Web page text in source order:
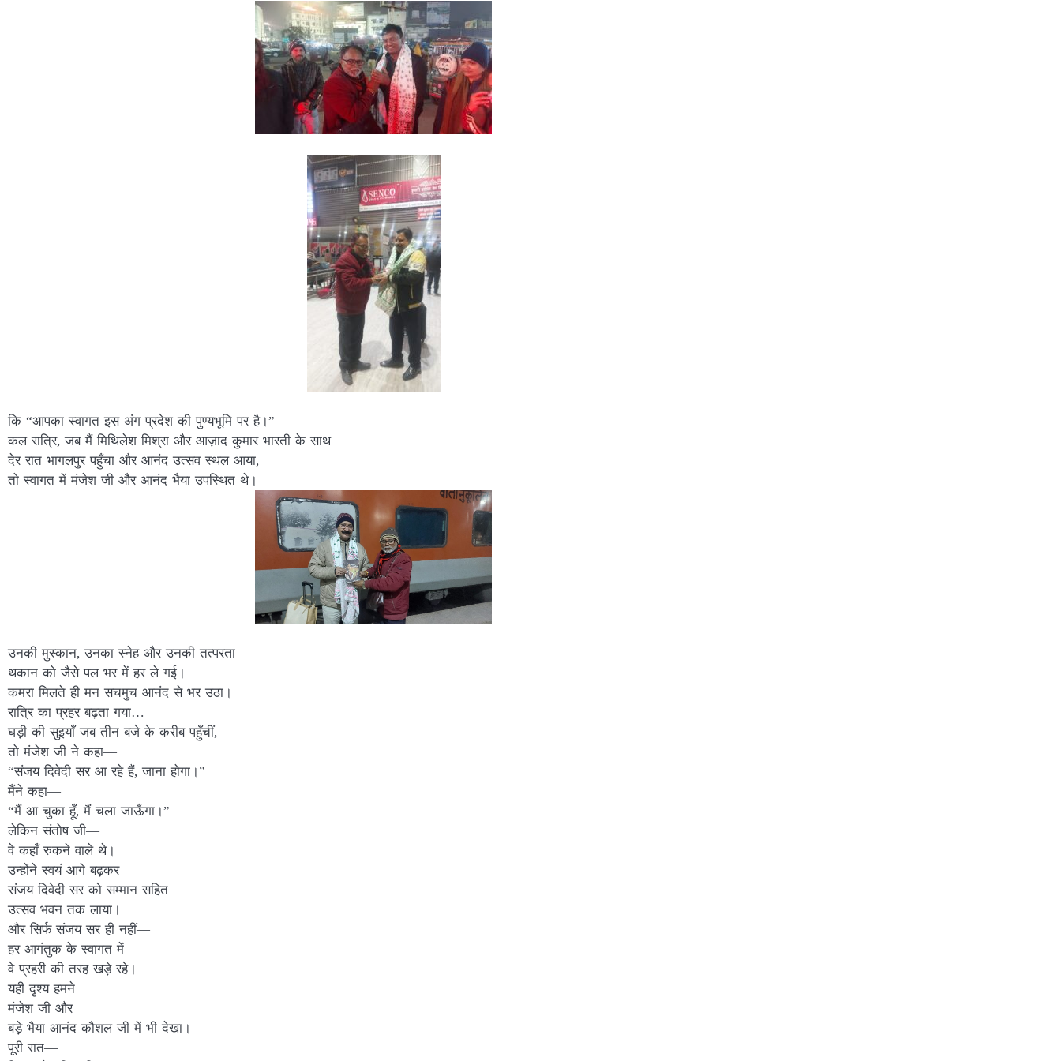
कि “आपका स्वागत इस अंग प्रदेश की पुण्यभूमि पर है।”
कल रात्रि, जब मैं मिथिलेश मिश्रा और आज़ाद कुमार भारती के साथ
देर रात भागलपुर पहुँचा और आनंद उत्सव स्थल आया,
तो स्वागत में मंजेश जी और आनंद भैया उपस्थित थे।
उनकी मुस्कान, उनका स्नेह और उनकी तत्परता—
थकान को जैसे पल भर में हर ले गई।
कमरा मिलते ही मन सचमुच आनंद से भर उठा।
रात्रि का प्रहर बढ़ता गया…
घड़ी की सुइयाँ जब तीन बजे के करीब पहुँचीं,
तो मंजेश जी ने कहा—
“संजय दिवेदी सर आ रहे हैं, जाना होगा।”
मैंने कहा—
“मैं आ चुका हूँ, मैं चला जाऊँगा।”
लेकिन संतोष जी—
वे कहाँ रुकने वाले थे।
उन्होंने स्वयं आगे बढ़कर
संजय दिवेदी सर को सम्मान सहित
उत्सव भवन तक लाया।
और सिर्फ संजय सर ही नहीं—
हर आगंतुक के स्वागत में
वे प्रहरी की तरह खड़े रहे।
यही दृश्य हमने
मंजेश जी और
बड़े भैया आनंद कौशल जी में भी देखा।
पूरी रात—